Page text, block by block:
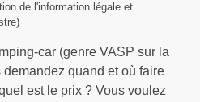
de l'information légale et
car (genre VASP sur la
quand et où faire
est le prix ? Vous voulez